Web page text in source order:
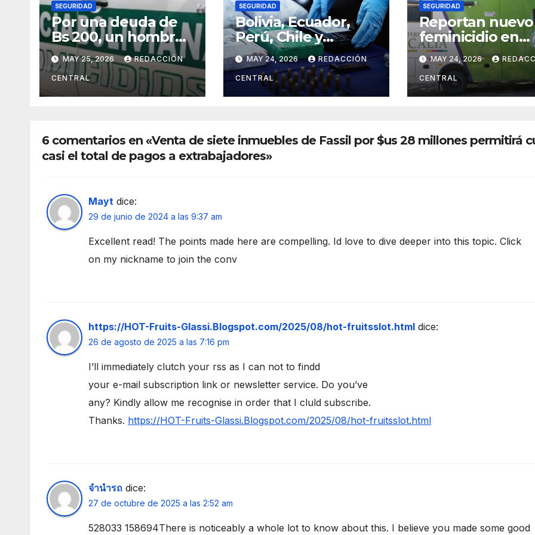
SEGURIDAD
Por una deuda de
Bs 200, un hombre
mató y cercenó a su
víctima en la zona
Sur de La Paz
MAY 25, 2026 REDACCIÓN
CENTRAL
SEGURIDAD
Bolivia, Ecuador,
Perú, Chile y
Argentina se
reunirán en
Santiago contra la
delincuencia
MAY 24, 2026 REDACCIÓN
CENTRAL
SEGURIDAD
Reportan nuevo
feminicidio en
Santa Cruz; los
casos se elevan a
en el país
MAY 24, 2026
CENTRAL
6 comentarios en «Venta de siete inmuebles de Fassil por $us 28 millones permitirá
casi el total de pagos a extrabajadores»
Mayt dice:
29 de junio de 2024 a las 9:37 am
Excellent read! The points made here are compelling. Id love to dive deeper into this topic. Click
on my nickname to join the conv
https://HOT-Fruits-Glassi.Blogspot.com/2025/08/hot-fruitsslot.html dice:
26 de agosto de 2025 a las 7:16 pm
I’ll immediately clutch your rss as I can not to findd
your e-mail subscription link or newsletter service. Do you’ve
any? Kindly allow me recognise in order that I cluld subscribe.
Thanks. https://HOT-Fruits-Glassi.Blogspot.com/2025/08/hot-fruitsslot.html
จำนำรถ dice:
27 de octubre de 2025 a las 2:52 am
528033 158694There is noticeably a whole lot to know about this. I believe you made some good